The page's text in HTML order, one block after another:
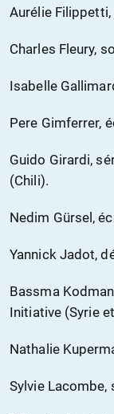
Aurélie
Charles Fleury,
Isabelle
Pere Gimferrer,
Guido Girardi,
(Chili).
Nedim Gürsel,
Yannick Jadot,
Bassma
Initiative (Syrie
Nathalie
Sylvie Lacombe,